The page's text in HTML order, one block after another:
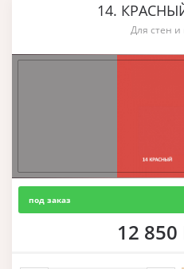
14.
Для стен и
под заказ
12